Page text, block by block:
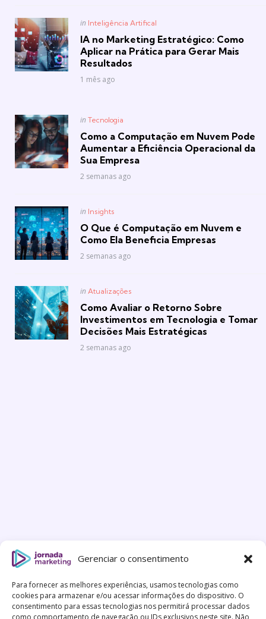
Gerenciar o consentimento
Para fornecer as melhores experiências, usamos tecnologias como
cookies para armazenar e/ou acessar informações do dispositivo. O
consentimento para essas tecnologias nos permitirá processar dados
como comportamento de navegação ou IDs exclusivos neste site. Não
Posted
in Inteligência Artifical
IA no Marketing Estratégico: Como
Aplicar na Prática para Gerar Mais
Resultados
1 mês ago
Posted
in Tecnologia
Como a Computação em Nuvem Pode
Aumentar a Eficiência Operacional da
Sua Empresa
2 semanas ago
Posted
in Insights
O Que é Computação em Nuvem e
Como Ela Beneficia Empresas
2 semanas ago
Posted
in Atualizações
Como Avaliar o Retorno Sobre
Investimentos em Tecnologia e Tomar
Decisões Mais Estratégicas
2 semanas ago